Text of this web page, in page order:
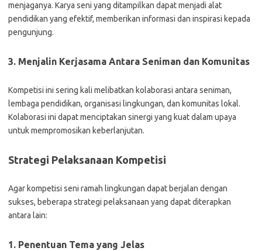
menjaganya. Karya seni yang ditampilkan dapat menjadi alat
pendidikan yang efektif, memberikan informasi dan inspirasi kepada
pengunjung.
3. Menjalin Kerjasama Antara Seniman dan Komunitas
Kompetisi ini sering kali melibatkan kolaborasi antara seniman,
lembaga pendidikan, organisasi lingkungan, dan komunitas lokal.
Kolaborasi ini dapat menciptakan sinergi yang kuat dalam upaya
untuk mempromosikan keberlanjutan.
Strategi Pelaksanaan Kompetisi
Agar kompetisi seni ramah lingkungan dapat berjalan dengan
sukses, beberapa strategi pelaksanaan yang dapat diterapkan
antara lain:
1. Penentuan Tema yang Jelas